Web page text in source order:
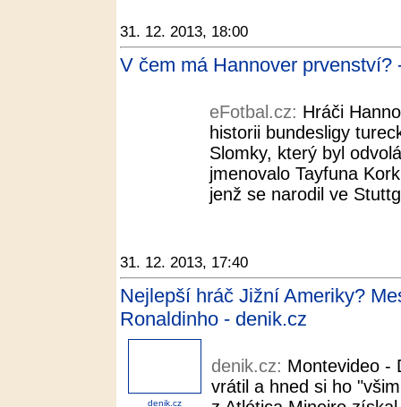
31. 12. 2013, 18:00
V čem má Hannover prvenství?
eFotbal.cz: Hráči
historii bundesligy
Slomky, který byl
jmenovalo Tayfuna
jenž se narodil ve
31. 12. 2013, 17:40
Nejlepší hráč Jižní Ameriky?
Ronaldinho - denik.cz
denik.cz
denik.cz: Montevideo -
vrátil a hned si ho